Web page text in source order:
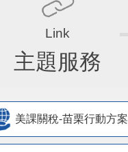
主題服務
美課關稅-苗栗行動方案